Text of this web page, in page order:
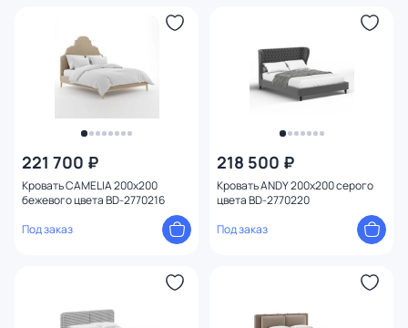
221 700 ₽
Кровать CAMELIA 200х200
бежевого цвета BD-2770216
Под заказ
218 500 ₽
Кровать ANDY 200х200 серого
цвета BD-2770220
Под заказ